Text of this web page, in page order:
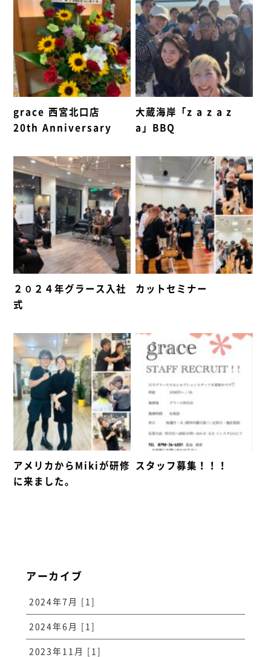
grace 西宮北口店
20th Anniversary
大蔵海岸「z a z a z
a」BBQ
２０２４年グラース入社
式
カットセミナー
アメリカからMikiが研修
に来ました。
スタッフ募集！！！
アーカイブ
2024年7月 [1]
2024年6月 [1]
2023年11月 [1]